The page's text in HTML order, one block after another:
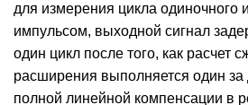
для измерения цикла одиночного
импульсом, выходной сигнал
один цикл после того, как расчет
расширения выполняется один за
полной линейной компенсации в